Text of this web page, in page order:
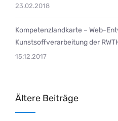
23.02.2018
Kompetenzlandkarte – Web-
Kunstsoffverarbeitung der
15.12.2017
Ältere Beiträge